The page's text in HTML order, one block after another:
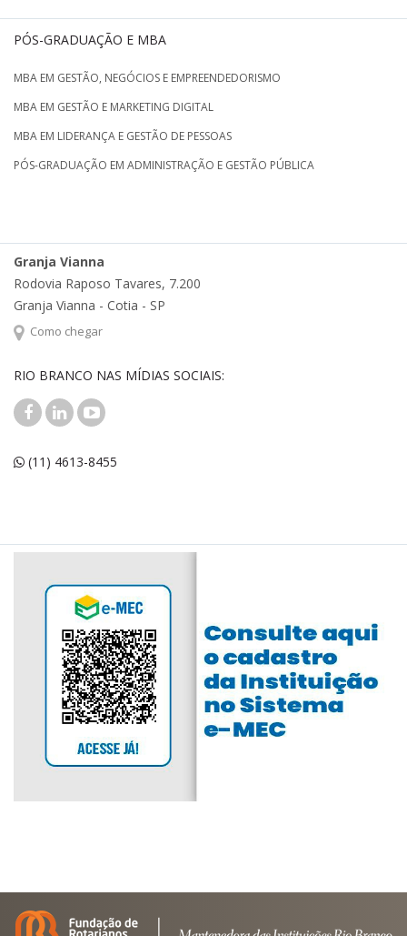
PÓS-GRADUAÇÃO E MBA
MBA EM GESTÃO, NEGÓCIOS E EMPREENDEDORISMO
MBA EM GESTÃO E MARKETING DIGITAL
MBA EM LIDERANÇA E GESTÃO DE PESSOAS
PÓS-GRADUAÇÃO EM ADMINISTRAÇÃO E GESTÃO PÚBLICA
Granja Vianna
Rodovia Raposo Tavares, 7.200
Granja Vianna - Cotia - SP
Como chegar
RIO BRANCO NAS MÍDIAS SOCIAIS:
(11) 4613-8455